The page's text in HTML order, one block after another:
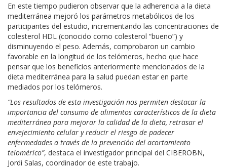
En este tiempo pudieron observar que la adherencia a la dieta
mediterránea mejoró los parámetros metabólicos de los
participantes del estudio, incrementando las concentraciones de
colesterol HDL (conocido como colesterol “bueno”) y
disminuyendo el peso. Además, comprobaron un cambio
favorable en la longitud de los telómeros, hecho que hace
pensar que los beneficios anteriormente mencionados de la
dieta mediterránea para la salud puedan estar en parte
mediados por los telómeros.
“Los resultados de esta investigación nos permiten destacar la
importancia del consumo de alimentos característicos de la dieta
mediterránea para mejorar la calidad de la dieta, retrasar el
envejecimiento celular y reducir el riesgo de padecer
enfermedades a través de la prevención del acortamiento
telomérico”, destaca el investigador principal del CIBEROBN,
Jordi Salas, coordinador de este trabajo.